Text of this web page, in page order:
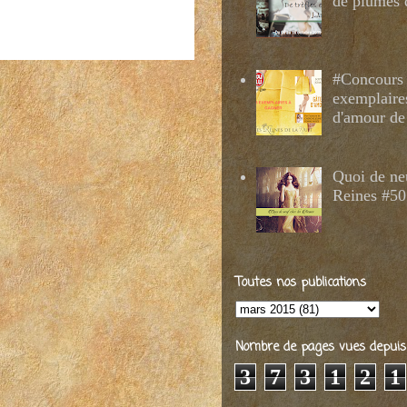
d'amour
Quoi de
Reines #50
Toutes nos publications
Nombre de pages vues depuis
3 7 3 1 2 1